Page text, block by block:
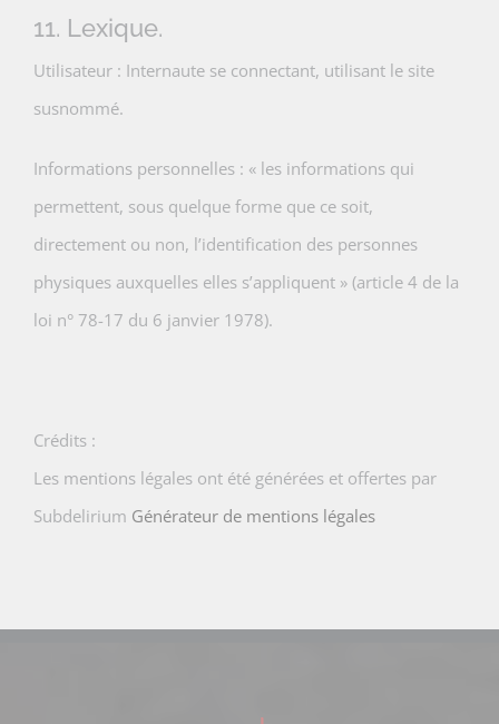
11. Lexique.
Utilisateur : Internaute se connectant, utilisant le site
susnommé.
Informations personnelles : « les informations qui
permettent, sous quelque forme que ce soit,
directement ou non, l’identification des personnes
physiques auxquelles elles s’appliquent » (article 4 de la
loi n° 78-17 du 6 janvier 1978).
Crédits :
Les mentions légales ont été générées et offertes par
Subdelirium Générateur de mentions légales